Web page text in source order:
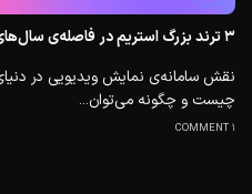
۳ ترند بزرگ استریم در فاصله‌ی سال‌های ۲۰۲۲ تا ۲۰۲۵
نقش سامانه‌ی نمایش ویدیویی در
چیست و چگونه می‌توان...
1 COMMENT